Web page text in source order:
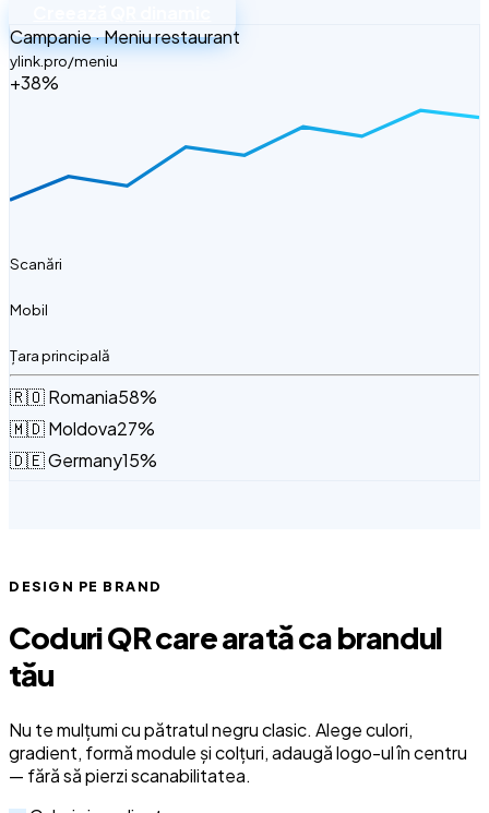
Campanie · Meniu restaurant
ylink.pro/meniu
+38%
Scanări
Mobil
Țara principală
🇷🇴 Romania58%
🇲🇩 Moldova27%
🇩🇪 Germany15%
DESIGN PE BRAND
Coduri QR care arată ca brandul
tău
Nu te mulțumi cu pătratul negru clasic. Alege culori,
gradient, formă module și colțuri, adaugă logo-ul în centru
— fără să pierzi scanabilitatea.